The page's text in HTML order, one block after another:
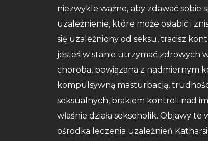
niezwykle ważne, aby zdawać sobie
uzależnienie, które może osłabić i
się uzależniony od seksu, tracisz
jesteś w stanie utrzymać zdrowych
choroba, powiązana z nadmiernym
kompulsywną masturbacją,
seksualnych, brakiem kontroli nad
właśnie działa seksoholik. Objawy
ośrodka leczenia uzależnień